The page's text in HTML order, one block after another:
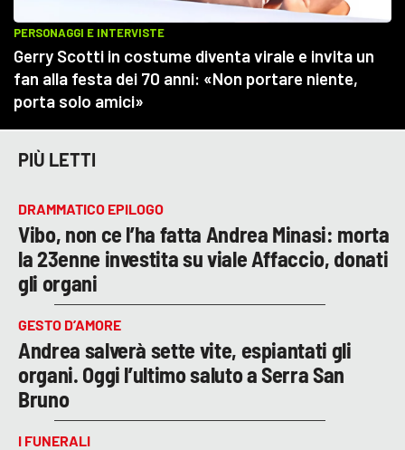
PIÙ LETTI
DRAMMATICO EPILOGO
Vibo, non ce l’ha fatta Andrea Minasi: morta
la 23enne investita su viale Affaccio, donati
gli organi
GESTO D’AMORE
Andrea salverà sette vite, espiantati gli
organi. Oggi l’ultimo saluto a Serra San
Bruno
I FUNERALI